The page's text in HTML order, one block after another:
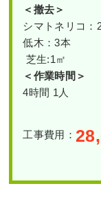
＜撤去＞
シマトネリコ：
低木：3本
芝生:1㎡
＜作業時間＞
4時間 1人
工事費用：